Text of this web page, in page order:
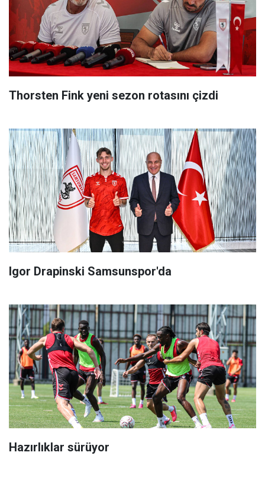
Thorsten Fink yeni sezon rotasını çizdi
Igor Drapinski Samsunspor'da
Hazırlıklar sürüyor